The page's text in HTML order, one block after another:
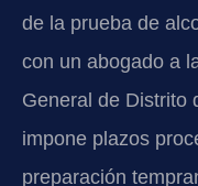
de la prueba de
con un abogado a
General de Distrito
impone plazos
preparación